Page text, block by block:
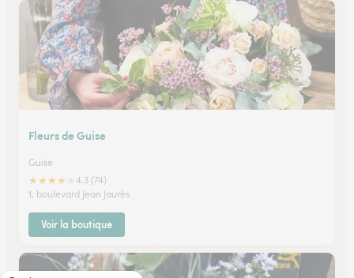
Fleurs de Guise
Guise
★★★★
4.3 (74)
1, boulevard Jean Jaurès
Voir la boutique